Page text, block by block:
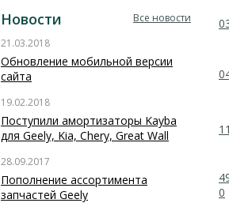
Новости
Все новости
21.03.2018
Обновление мобильной версии
сайта
19.02.2018
Поступили амортизаторы Kayba
для Geely, Kia, Chery, Great Wall
28.09.2017
Пополнение ассортимента
запчастей Geely
0